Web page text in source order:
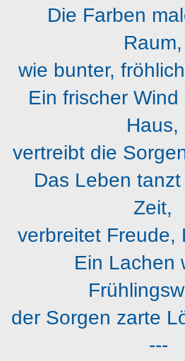
Die Farben
Raum,
wie bunter,
Ein frischer
Haus,
vertreibt die
Das Leben
Zeit,
verbreitet Freude,
Ein Lachen
der Sorgen zarte
---